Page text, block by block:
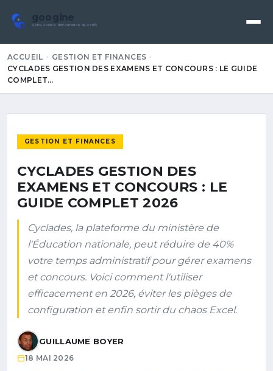
googine
Votre source d'information de confiance
ACCUEIL
GESTION ET FINANCES
CYCLADES GESTION DES EXAMENS ET CONCOURS : LE GUIDE
COMPLET…
GESTION ET FINANCES
CYCLADES GESTION DES
EXAMENS ET CONCOURS : LE
GUIDE COMPLET 2026
Cyclades, la plateforme du ministère de
l'Éducation nationale, peut réduire de 40%
votre temps administratif pour gérer examens
et concours. Voici comment l'utiliser
efficacement en 2026, éviter les pièges de
configuration et enfin sortir du chaos Excel.
GUILLAUME BOYER
18 MAI 2026